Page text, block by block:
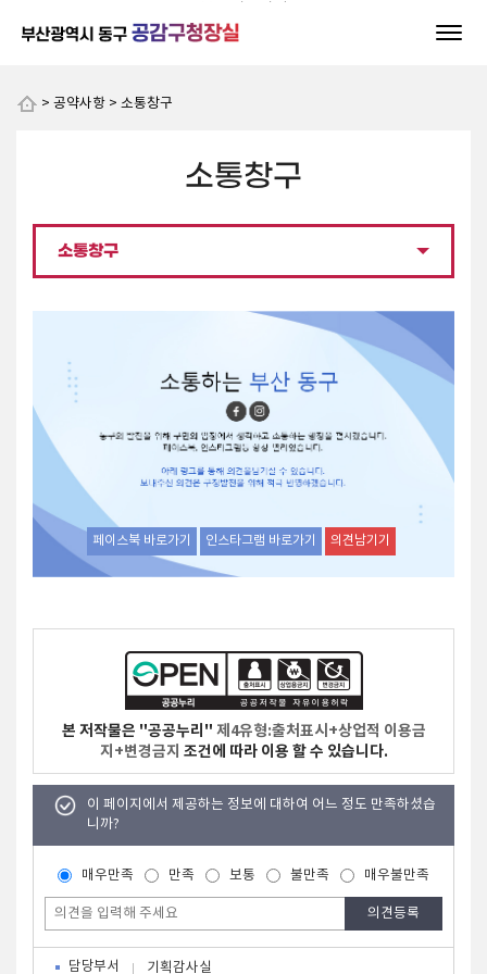
> 공약사항 > 소통창구
소통창구
소통창구
페이스북 바로가기 인스타그램 바로가기 의견남기기
본 저작물은 "공공누리" 제4유형:출처표시+상업적 이용금
지+변경금지 조건에 따라 이용 할 수 있습니다.
이 페이지에서 제공하는 정보에 대하여 어느 정도 만족하셨습
니까?
매우만족 만족 보통 불만족 매우불만족
담당부서 기획감사실